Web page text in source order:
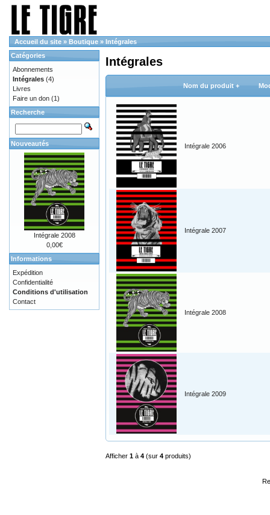
Accueil du site » Boutique » Intégrales
Intégrales
Nom du produit +
Intégrale 2006
Intégrale 2007
Intégrale 2008
Intégrale 2009
Afficher 1 à 4 (sur 4 produits)
Catégories
Abonnements
Intégrales (4)
Livres
Faire un don (1)
Recherche
Nouveautés
Intégrale 2008
0,00€
Informations
Expédition
Confidentialité
Conditions d'utilisation
Contact